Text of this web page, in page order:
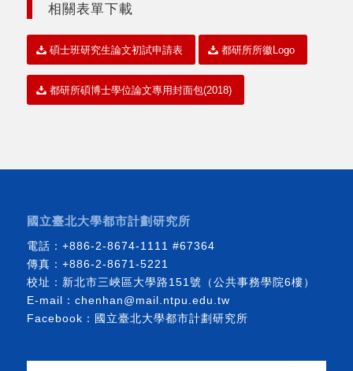
相關表單下載
碩士班研究生論文初試申請表 都研所所徽Logo
都研所碩博士學位論文專用封面包(2018)
國立臺北大學都市計劃研究所
電話： +886-2-8674-1111 #67364
傳真：+886-2-8671-5221
校址：新北市三峽區大學路151號（公共事務學院6樓）
E-mail： chenhan@mail.ntpu.edu.tw
Facebook： 國立臺北大學都市計劃研究所